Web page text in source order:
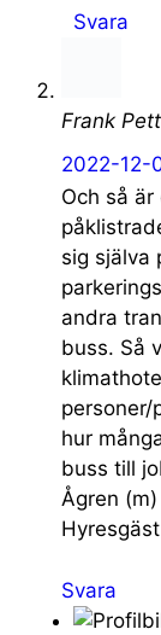
Svara
Frank
2022-12-
Och så
sig själva
andra
buss. Så
personer/
hur
buss till
Ågren
Svara